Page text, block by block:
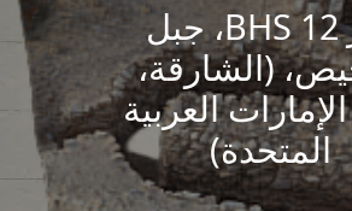
قبر BHS 12، جبل
(الشارقة،
العربية
المتحدة)